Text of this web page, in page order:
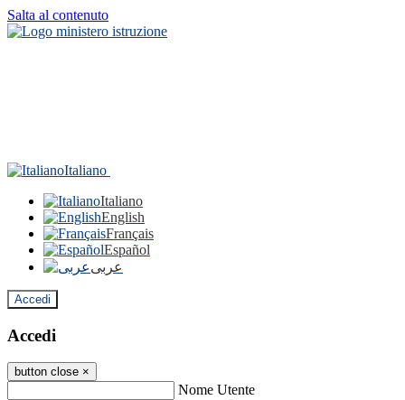
Salta al contenuto
Italiano
Italiano
English
Français
Español
عربى
Accedi
Accedi
button close ×
Nome Utente